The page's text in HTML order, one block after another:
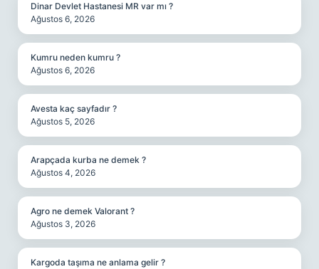
Dinar Devlet Hastanesi MR var mı ?
Ağustos 6, 2026
Kumru neden kumru ?
Ağustos 6, 2026
Avesta kaç sayfadır ?
Ağustos 5, 2026
Arapçada kurba ne demek ?
Ağustos 4, 2026
Agro ne demek Valorant ?
Ağustos 3, 2026
Kargoda taşıma ne anlama gelir ?